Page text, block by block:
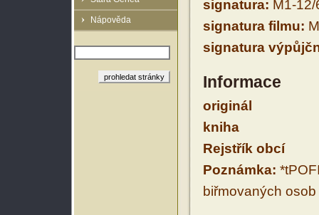
Nápověda
signatura: M1-12/
signatura filmu:
signatura
Informace
originál
kniha
Rejstřík obcí
Poznámka:
biřmovaných